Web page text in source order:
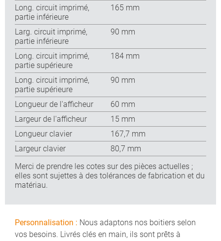
Long. circuit imprimé,
partie inférieure
165 mm
Larg. circuit imprimé,
partie inférieure
90 mm
Long. circuit imprimé,
partie supérieure
184 mm
Long. circuit imprimé,
partie supérieure
90 mm
Longueur de l'afficheur
60 mm
Largeur de l'afficheur
15 mm
Longueur clavier
167,7 mm
Largeur clavier
80,7 mm
Merci de prendre les cotes sur des pièces actuelles ;
elles sont sujettes à des tolérances de fabrication et du
matériau.
Personnalisation : Nous adaptons nos boitiers selon
vos besoins. Livrés clés en main, ils sont prêts à